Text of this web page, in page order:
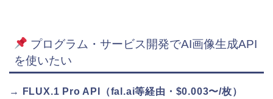
プログラム・サービス開発でAI画像生成API
を使いたい
→ FLUX.1 Pro API（fal.ai等経由・$0.003〜/枚）